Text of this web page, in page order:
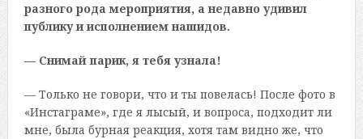
разного рода мероприятия, а недавно удивил
публику и исполнением нашидов.
— Снимай парик, я тебя узнала!
— Только не говори, что и ты повелась! После фото в
«Инстаграме», где я лысый, и вопроса, подходит ли
мне, была бурная реакция, хотя там видно же, что